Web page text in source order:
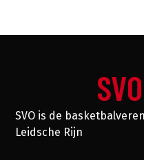
SVO
SVO is de
Leidsche Rijn